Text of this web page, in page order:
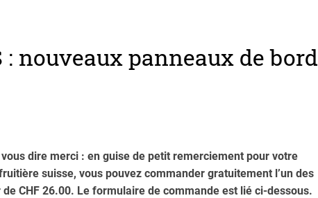
nouveaux panneaux de bord
dire merci : en guise de petit remerciement pour votre
suisse, vous pouvez commander gratuitement l’un des
CHF 26.00. Le formulaire de commande est lié ci-dessous.